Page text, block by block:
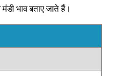
मंडी भाव बताए जाते हैं।